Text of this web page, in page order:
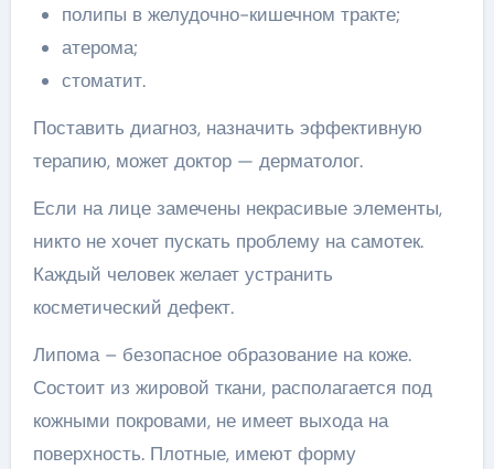
полипы в желудочно-кишечном тракте;
атерома;
стоматит.
Поставить диагноз, назначить эффективную
терапию, может доктор — дерматолог.
Если на лице замечены некрасивые элементы,
никто не хочет пускать проблему на самотек.
Каждый человек желает устранить
косметический дефект.
Липома – безопасное образование на коже.
Состоит из жировой ткани, располагается под
кожными покровами, не имеет выхода на
поверхность. Плотные, имеют форму